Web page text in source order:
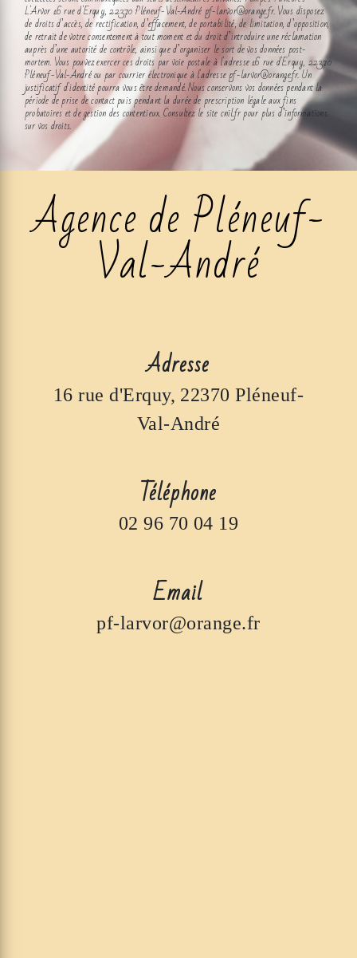
L'Arvor 16 rue d'Erquy, 22370 Pléneuf-Val-André pf-larvor@orange.fr. Vous disposez
de droits d’accès, de rectification, d’effacement, de portabilité, de limitation, d’opposition,
de retrait de votre consentement à tout moment et du droit d’introduire une réclamation
auprès d’une autorité de contrôle, ainsi que d’organiser le sort de vos données post-
mortem. Vous pouvez exercer ces droits par voie postale à l'adresse 16 rue d'Erquy, 22370
Pléneuf-Val-André ou par courrier électronique à l'adresse pf-larvor@orange.fr. Un
justificatif d'identité pourra vous être demandé. Nous conservons vos données pendant la
période de prise de contact puis pendant la durée de prescription légale aux fins
probatoires et de gestion des contentieux. Consultez le site cnil.fr pour plus d’informations
sur vos droits.
Agence de Pléneuf-
Val-André
Adresse
16 rue d'Erquy, 22370 Pléneuf-
Val-André
Téléphone
02 96 70 04 19
Email
pf-larvor@orange.fr